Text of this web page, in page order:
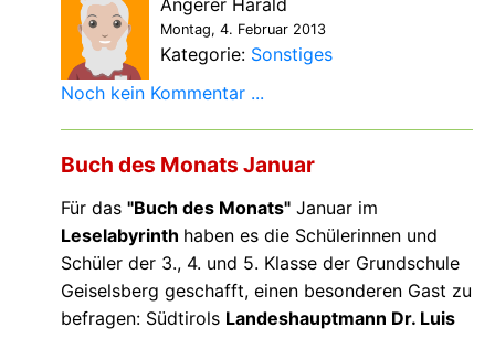
Montag, 4. Februar 2013
Kategorie: Sonstiges
Noch kein Kommentar ...
Buch des Monats Januar
Für das "Buch des Monats" Januar im
Leselabyrinth haben es die Schülerinnen und
Schüler der 3., 4. und 5. Klasse der Grundschule
Geiselsberg geschafft, einen besonderen Gast zu
befragen: Südtirols Landeshauptmann Dr. Luis